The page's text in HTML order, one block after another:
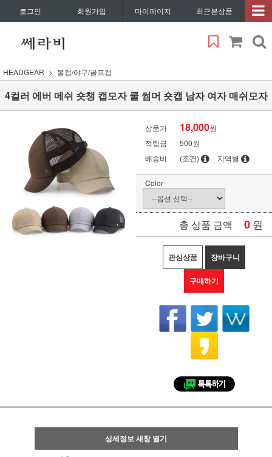
로그인 회원가입 마이페이지 최근본상품
HEADGEAR 볼캡/야구/골프캡
4컬러 에버 메쉬 숏챙 캡모자 쿨 썸머 숏캡 남자 여자 매쉬모자
상품가 18,000원
적립금
500원
배송비
(조건) 지역별
Color
총 상품 금액 0 원
관심상품 장바구니
구매하기
상세정보 새창 열기